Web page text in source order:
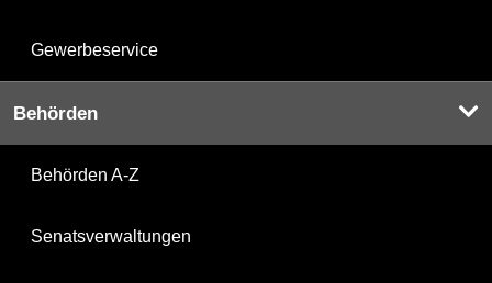
Gewerbeservice
Behörden
Behörden A-Z
Senatsverwaltungen